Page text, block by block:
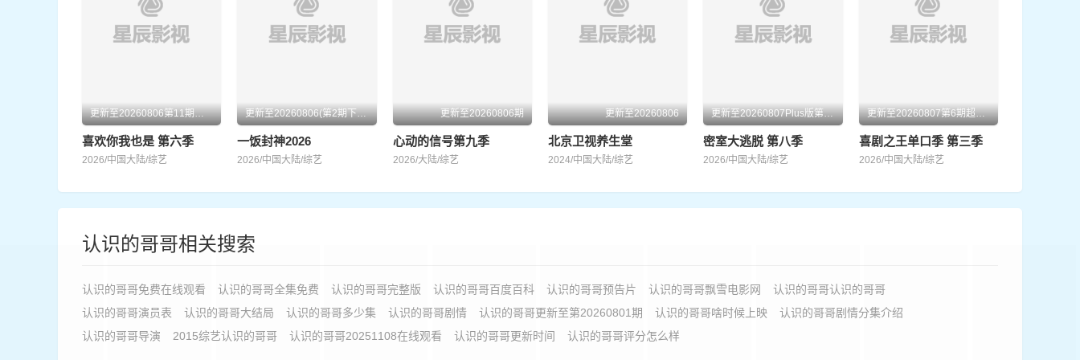
20230506
20230527 20230603
20230610 20230617
20230624 20230701
20230722
更新至20260806第11期尝鲜
喜欢你我也是 第六季
2026/中国大陆/综艺
更新至20260806(第2期下美食竞技纯享版)
一饭封神2026
2026/中国大陆/综艺
更新至20260806期
心动的信号第九季
2026/大陆/综艺
更新至20260806
北京卫视养生堂
2024/中国大陆/综艺
更新至20260807Plus版第3期
密室大逃脱 第八季
2026/中国大陆/综艺
更新至20260807第6期超长抢先
喜剧之王单口季 第三季
2026/中国大陆/综艺
认识的哥哥相关搜索
认识的哥哥免费在线观看 认识的哥哥全集免费 认识的哥哥完整版 认识的哥哥百度百科 认识的哥哥预告片 认识的哥哥飘雪电影网
认识的哥哥认识的哥哥
认识的哥哥演员表
认识的哥哥大结局 认识的哥哥多少集 认识的哥哥剧情 认识的哥哥更新至第20260801期 认识的哥哥啥时候上映
认识的哥哥剧情分集介绍
认识的哥哥导演
2015综艺认识的哥哥 认识的哥哥20251108在线观看 认识的哥哥更新时间 认识的哥哥评分怎么样